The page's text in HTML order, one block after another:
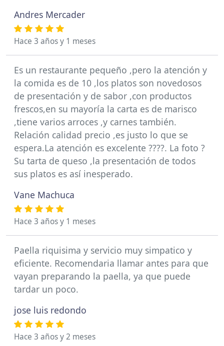
Andres Mercader
Hace 3 años y 1 meses
Es un restaurante pequeño ,pero la atención y
la comida es de 10 ,los platos son novedosos
de presentación y de sabor ,con productos
frescos,en su mayoría la carta es de marisco
,tiene varios arroces ,y carnes también.
Relación calidad precio ,es justo lo que se
espera.La atención es excelente ????. La foto ?
Su tarta de queso ,la presentación de todos
sus platos es así inesperado.
Vane Machuca
Hace 3 años y 1 meses
Paella riquisima y servicio muy simpatico y
eficiente. Recomendaria llamar antes para que
vayan preparando la paella, ya que puede
tardar un poco.
jose luis redondo
Hace 3 años y 2 meses